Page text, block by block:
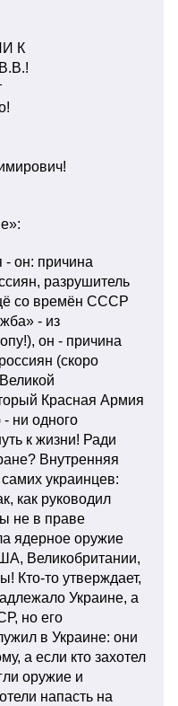
К
он: причина
разрушитель
со времён СССР
- из
он - причина
(скоро
Красная Армия
ни одного
к жизни! Ради
Внутренняя
украинцев:
как руководил
не в праве
ядерное оружие
Великобритании,
Кто-то утверждает,
Украине, а
но его
в Украине: они
а если кто захотел
оружие и
напасть на